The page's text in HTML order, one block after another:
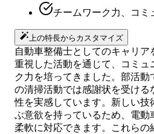
チームワーク力、コミ
上の特長からカスタマイズ
自動車整備士としてのキャリ
重視した活動を通じて、コミ
ク力を培ってきました。部活
の清掃活動では感謝状を受け
性を実感しています。新しい
ぶ意欲を持っているため、電
柔軟に対応できます。これら